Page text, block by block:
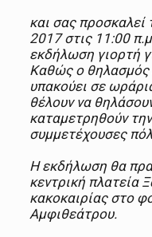
και σας
2017 στις 11:00
εκδήλωση γιορτή
Καθώς ο θηλασμός
υπακούει σε
θέλουν να
καταμετρηθούν
συμμετέχουσες
Η εκδήλωση θα
κεντρική πλατεία
κακοκαιρίας στο
Αμφιθεάτρου.